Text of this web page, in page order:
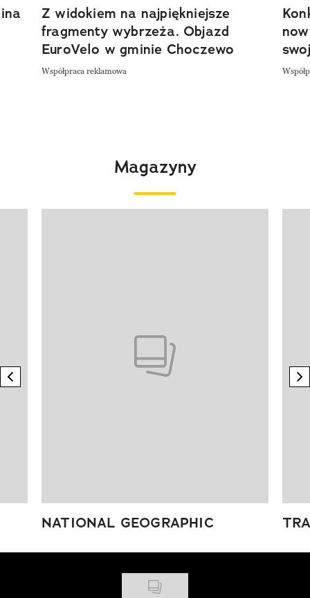
Z widokiem na najpiękniejsze
fragmenty wybrzeża. Objazd
EuroVelo w gminie Choczewo
Współpraca reklamowa
Magazyny
previous element
NATIONAL GEOGRAPHIC